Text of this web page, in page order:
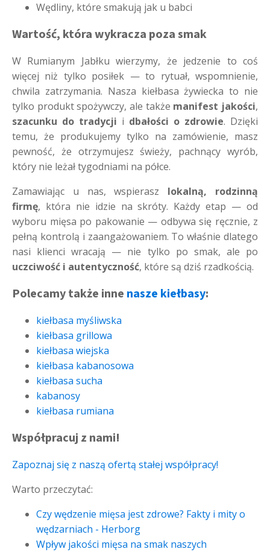
Wędliny, które smakują jak u babci
Wartość, która wykracza poza smak
W Rumianym Jabłku wierzymy, że jedzenie to coś
więcej niż tylko posiłek — to rytuał, wspomnienie,
chwila zatrzymania. Nasza kiełbasa żywiecka to nie
tylko produkt spożywczy, ale także manifest jakości,
szacunku do tradycji i dbałości o zdrowie. Dzięki
temu, że produkujemy tylko na zamówienie, masz
pewność, że otrzymujesz świeży, pachnący wyrób,
który nie leżał tygodniami na półce.
Zamawiając u nas, wspierasz lokalną, rodzinną
firmę, która nie idzie na skróty. Każdy etap — od
wyboru mięsa po pakowanie — odbywa się ręcznie, z
pełną kontrolą i zaangażowaniem. To właśnie dlatego
nasi klienci wracają — nie tylko po smak, ale po
uczciwość i autentyczność, które są dziś rzadkością.
Polecamy także inne nasze kiełbasy:
kiełbasa myśliwska
kiełbasa grillowa
kiełbasa wiejska
kiełbasa kabanosowa
kiełbasa sucha
kabanosy
kiełbasa rumiana
Współpracuj z nami!
Zapoznaj się z naszą ofertą stałej współpracy!
Warto przeczytać:
Czy wędzenie mięsa jest zdrowe? Fakty i mity o
wędzarniach - Herborg
Wpływ jakości mięsa na smak naszych